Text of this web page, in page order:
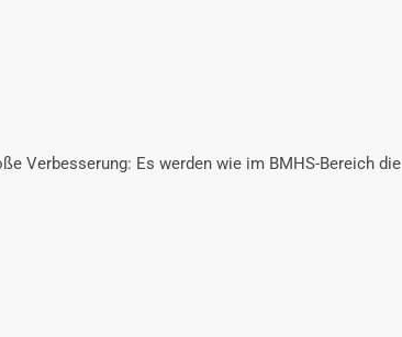
Verbesserung: Es werden wie im BMHS-Bereich die